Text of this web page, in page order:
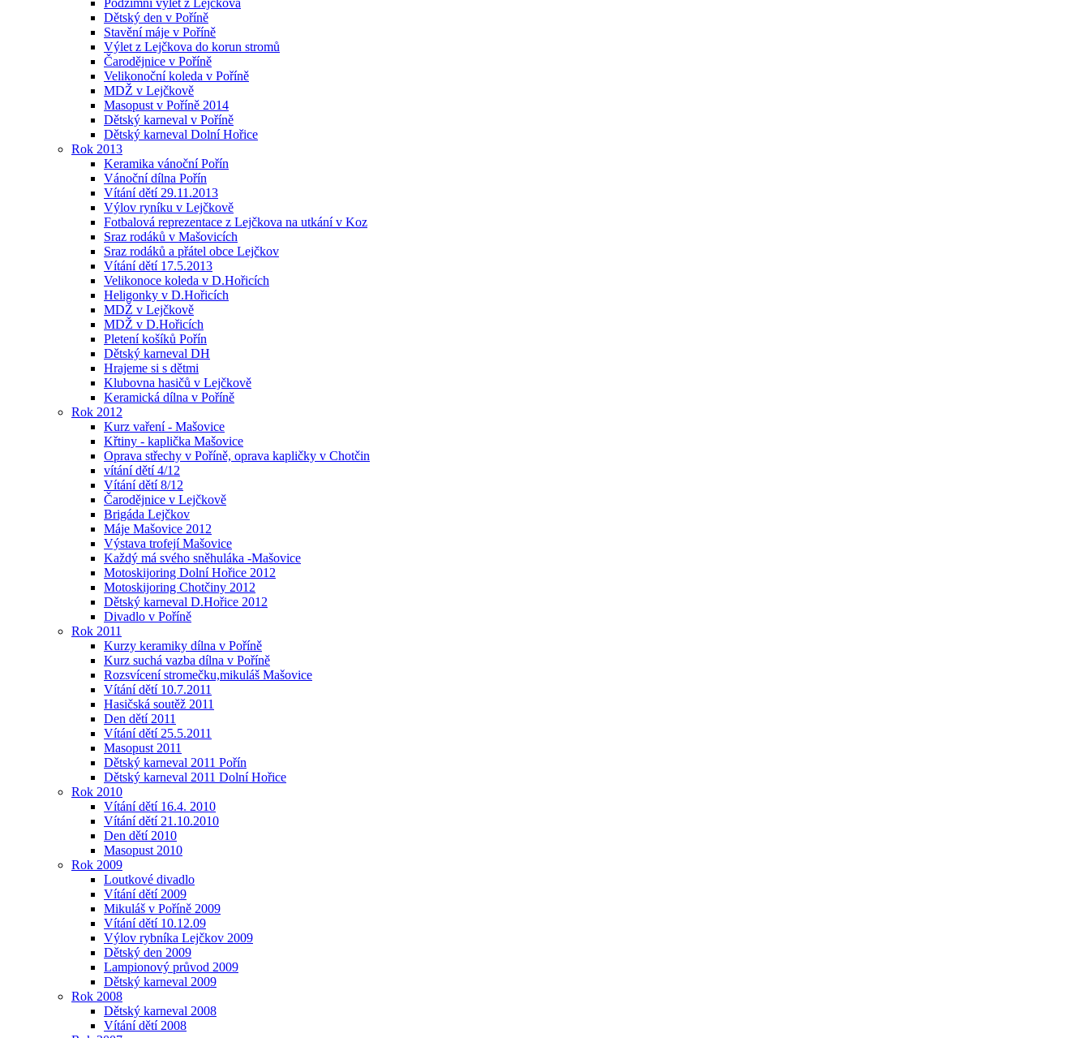
Podzimní výlet z Lejčkova
Dětský den v Poříně
Stavění máje v Poříně
Výlet z Lejčkova do korun stromů
Čarodějnice v Poříně
Velikonoční koleda v Poříně
MDŽ v Lejčkově
Masopust v Poříně 2014
Dětský karneval v Poříně
Dětský karneval Dolní Hořice
Rok 2013
Keramika vánoční Pořín
Vánoční dílna Pořín
Vítání dětí 29.11.2013
Výlov ryníku v Lejčkově
Fotbalová reprezentace z Lejčkova na utkání v Koz
Sraz rodáků v Mašovicích
Sraz rodáků a přátel obce Lejčkov
Vítání dětí 17.5.2013
Velikonoce koleda v D.Hořicích
Heligonky v D.Hořicích
MDŽ v Lejčkově
MDŽ v D.Hořicích
Pletení košíků Pořín
Dětský karneval DH
Hrajeme si s dětmi
Klubovna hasičů v Lejčkově
Keramická dílna v Poříně
Rok 2012
Kurz vaření - Mašovice
Křtiny - kaplička Mašovice
Oprava střechy v Poříně, oprava kapličky v Chotčin
vítání dětí 4/12
Vítání dětí 8/12
Čarodějnice v Lejčkově
Brigáda Lejčkov
Máje Mašovice 2012
Výstava trofejí Mašovice
Každý má svého sněhuláka -Mašovice
Motoskijoring Dolní Hořice 2012
Motoskijoring Chotčiny 2012
Dětský karneval D.Hořice 2012
Divadlo v Poříně
Rok 2011
Kurzy keramiky dílna v Poříně
Kurz suchá vazba dílna v Poříně
Rozsvícení stromečku,mikuláš Mašovice
Vítání dětí 10.7.2011
Hasičská soutěž 2011
Den dětí 2011
Vítání dětí 25.5.2011
Masopust 2011
Dětský karneval 2011 Pořín
Dětský karneval 2011 Dolní Hořice
Rok 2010
Vítání dětí 16.4. 2010
Vítání dětí 21.10.2010
Den dětí 2010
Masopust 2010
Rok 2009
Loutkové divadlo
Vítání dětí 2009
Mikuláš v Poříně 2009
Vítání dětí 10.12.09
Výlov rybníka Lejčkov 2009
Dětský den 2009
Lampionový průvod 2009
Dětský karneval 2009
Rok 2008
Dětský karneval 2008
Vítání dětí 2008